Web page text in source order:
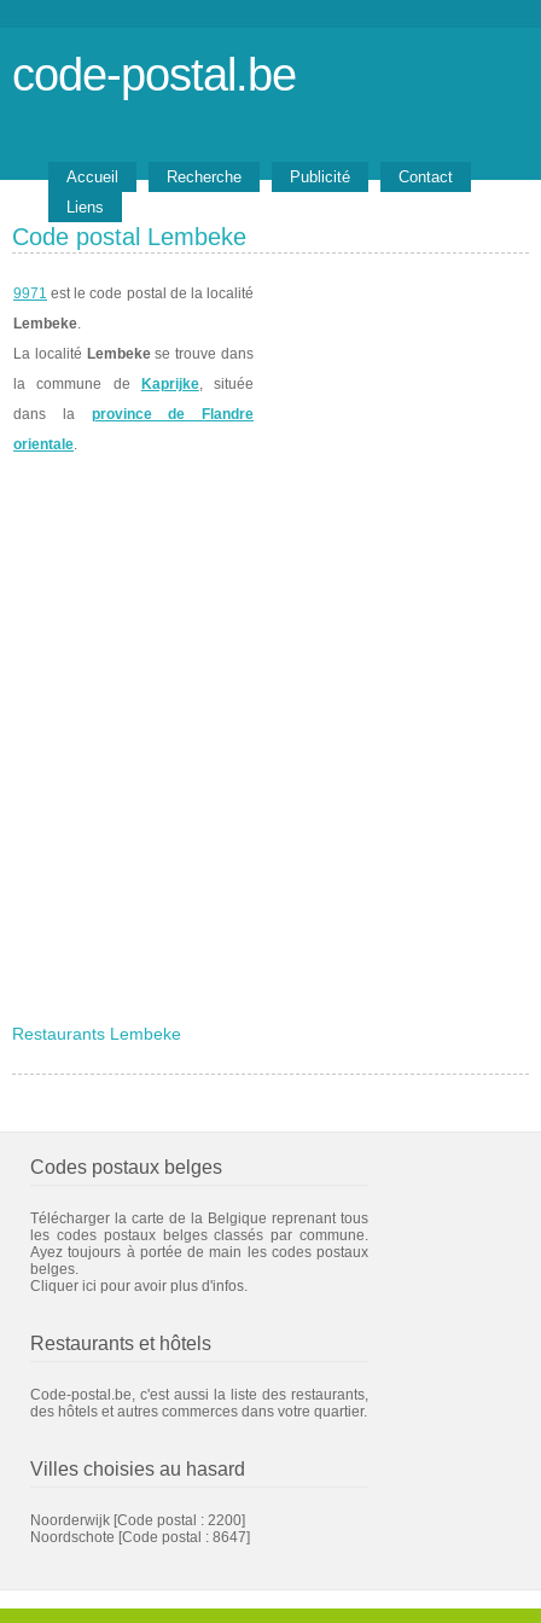
code-postal.be
Accueil Recherche Publicité
Contact
Liens
Code postal Lembeke
9971 est le code postal de la localité
Lembeke.
La localité Lembekese trouve dans
la commune de
Kaprijke, située
dans la province de Flandre
orientale.
Restaurants Lembeke
Codes postaux belges
Télécharger la carte de la Belgique reprenant tous
les codes postaux belges classés par commune.
Ayez toujours à portée de main les codes postaux
belges.
Cliquer ici pour avoir plus d'infos.
Restaurants et hôtels
Code-postal.be, c'est aussi la liste des restaurants,
des hôtels et autres commerces dans votre quartier.
Villes choisies au hasard
Noorderwijk [Code postal : 2200]
Noordschote [Code postal : 8647]